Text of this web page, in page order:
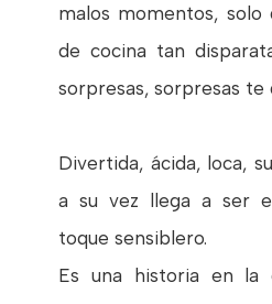
malos momentos,
de cocina tan
sorpresas, sorpresas te
Divertida, ácida, loca,
a su vez llega a ser
toque sensiblero.
Es una historia en la